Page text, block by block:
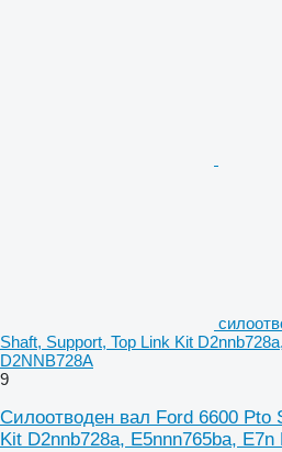
Shaft, Support, Top Link Kit
D2NNB728A
9
Силоотводен вал Ford 6600 Pto
Kit D2nnb728a, E5nnn765ba, E7n